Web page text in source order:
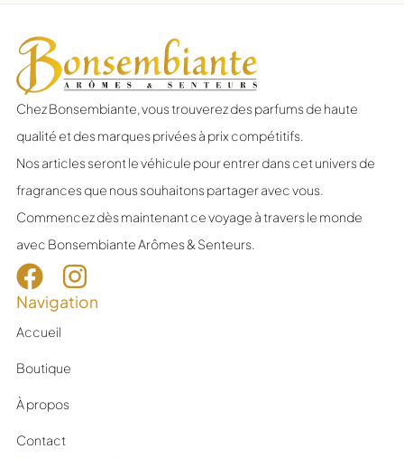
Chez Bonsembiante, vous trouverez des parfums de haute
qualité et des marques privées à prix compétitifs.
Nos articles seront le véhicule pour entrer dans cet univers de
fragrances que nous souhaitons partager avec vous.
Commencez dès maintenant ce voyage à travers le monde
avec Bonsembiante Arômes & Senteurs.
Navigation
Accueil
Boutique
À propos
Contact